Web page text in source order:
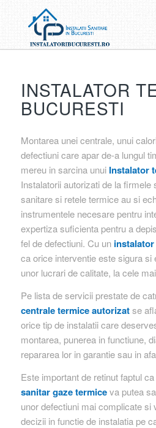
INSTALATOR
BUCURESTI
Montarea unei centrale, unui
defectiuni care apar de-a lungul
mereu in sarcina unui Instalator
Instalatorii autorizati de la firmele
sanitare si retele termice au si
instrumentele necesare pentru
expertiza suficienta pentru a
fel de defectiuni. Cu un
ca orice interventie este sigura si
unor lucrari de calitate, la cele
Pe lista de servicii prestate de
centrale termice autorizatse
orice tip de instalatii care
montarea, punerea in functiune,
repararea lor in garantie sau in
Este important de retinut faptul
sanitar gaze termiceva putea
unor defectiuni mai complicate si
decizii in functie de instalatia pe